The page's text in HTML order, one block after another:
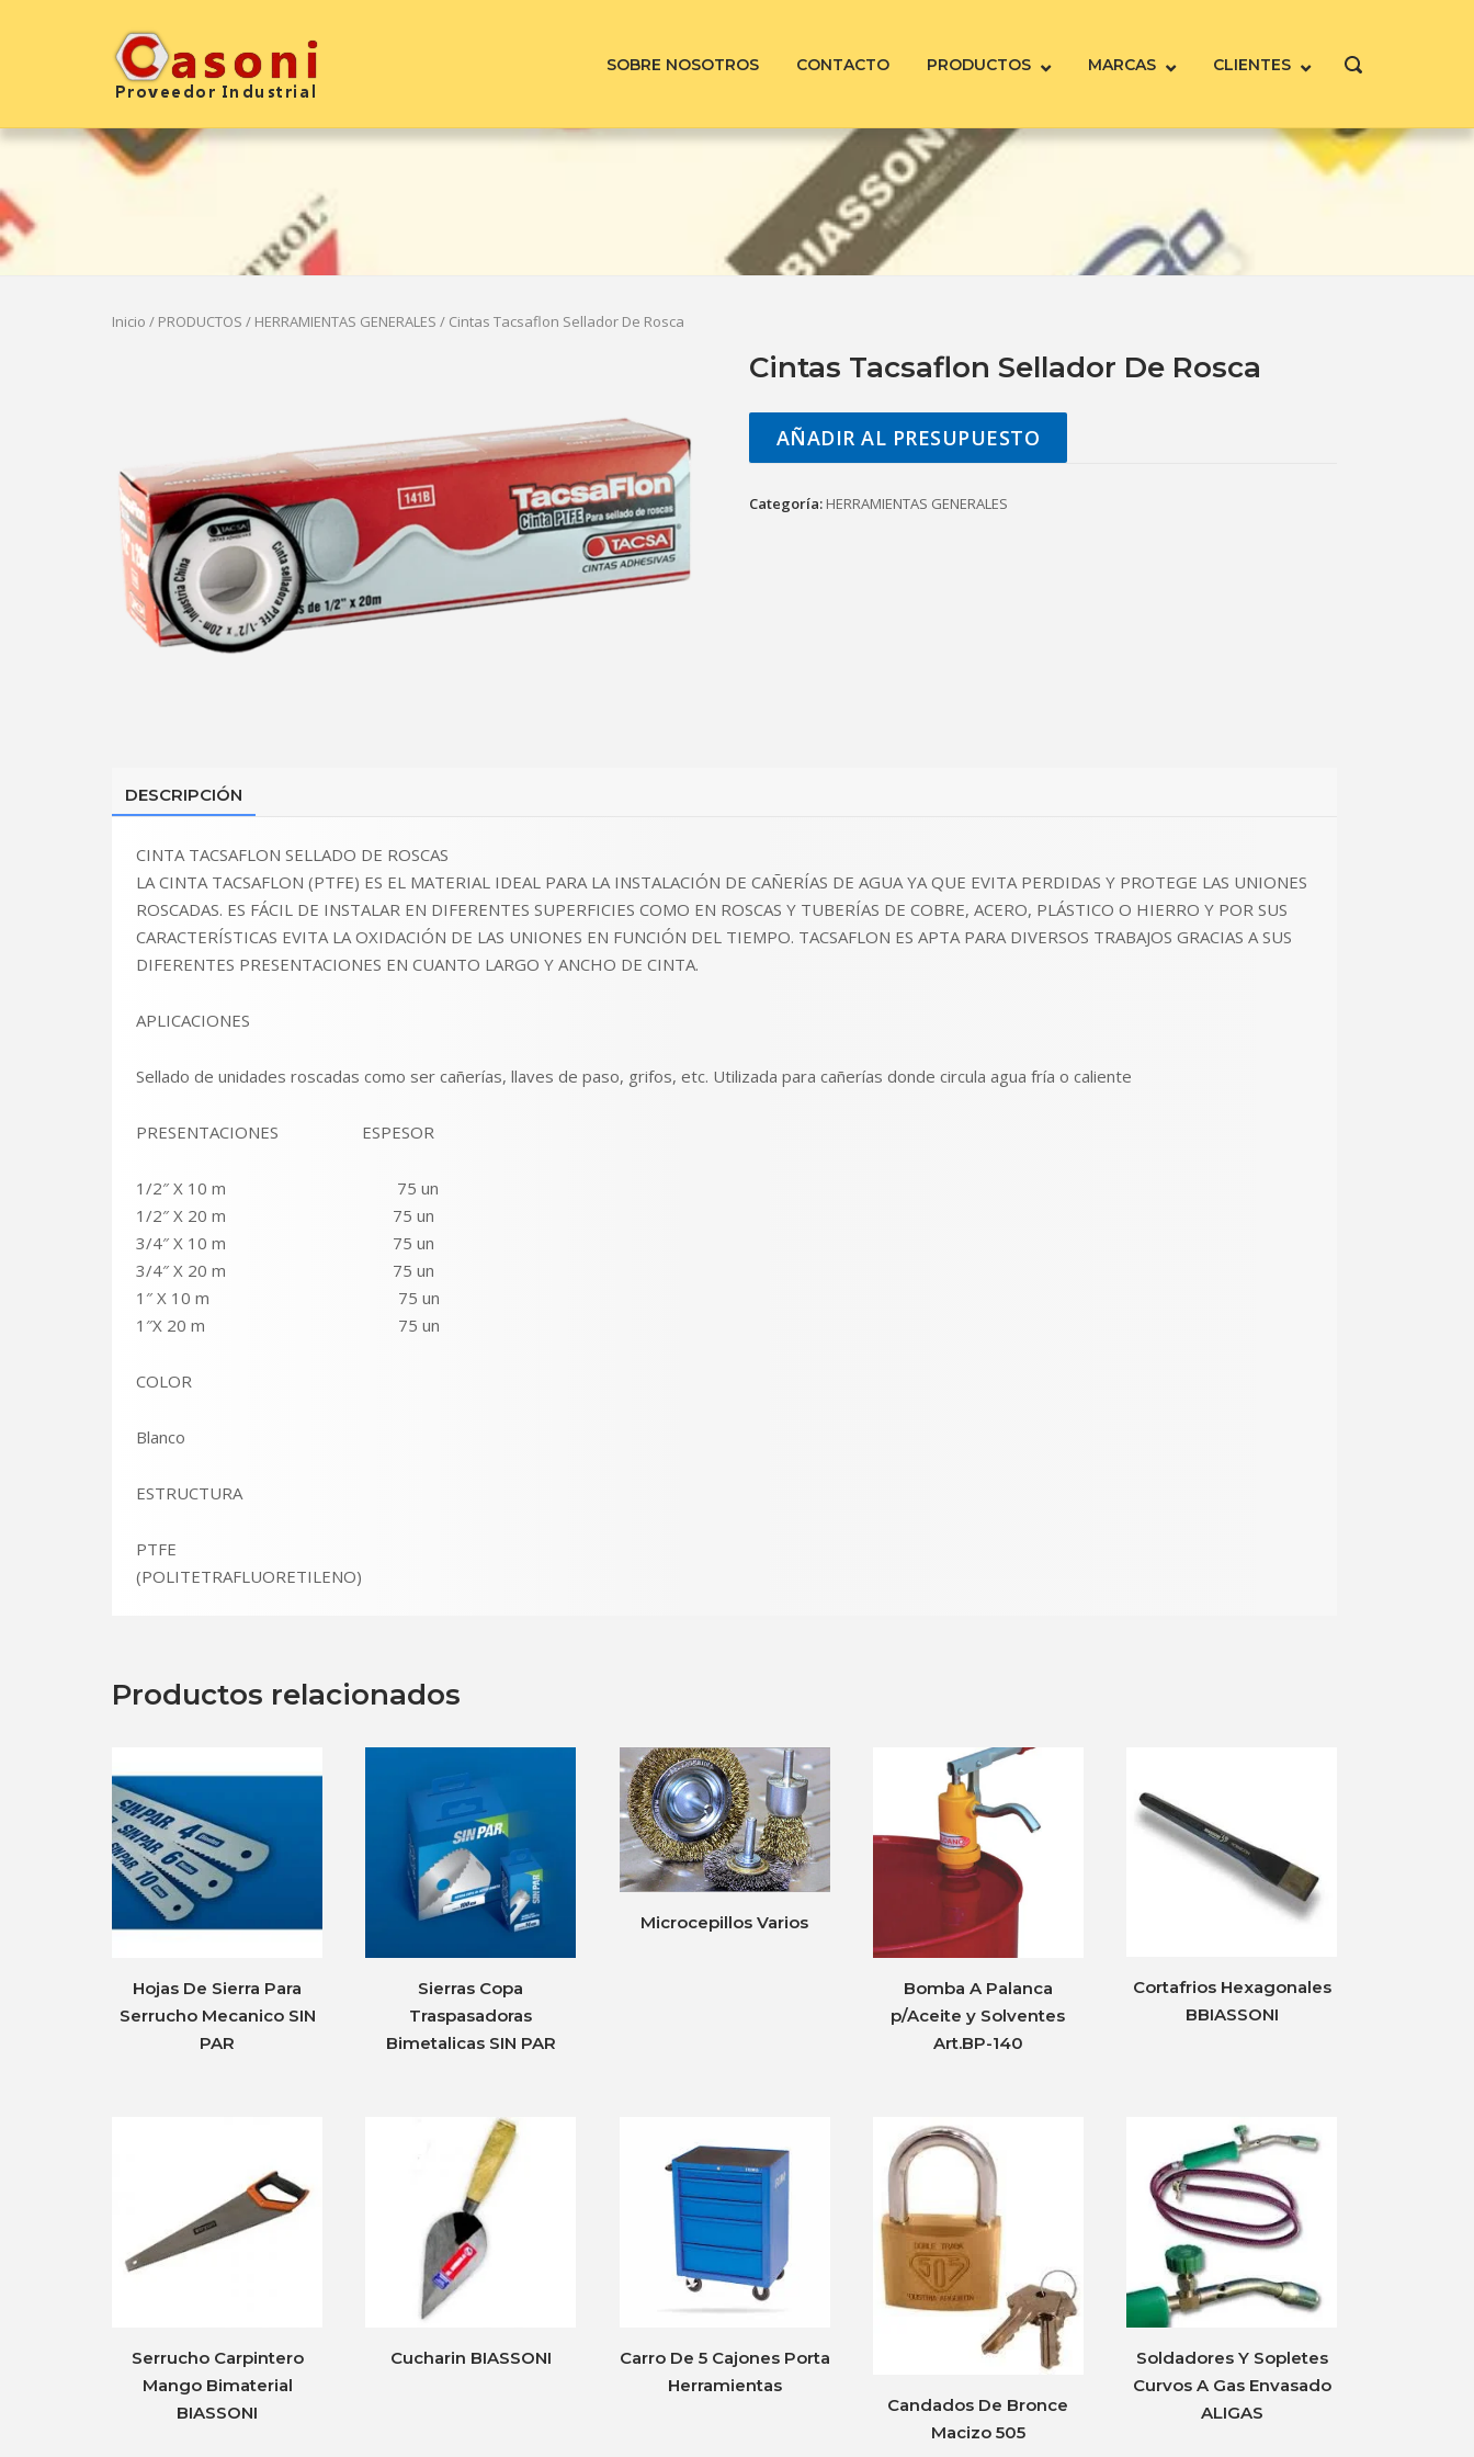
Inicio
SOBRE NOSOTROS CONTACTO PRODUCTOS MARCAS CLIENTES
ABRIR
BÚSQUEDA
Inicio / PRODUCTOS / HERRAMIENTAS GENERALES / Cintas Tacsaflon Sellador De Rosca
Cintas Tacsaflon Sellador De Rosca
AÑADIR AL PRESUPUESTO
Categoría: HERRAMIENTAS GENERALES
DESCRIPCIÓN
CINTA TACSAFLON SELLADO DE ROSCAS
LA CINTA TACSAFLON (PTFE) ES EL MATERIAL IDEAL PARA LA INSTALACIÓN DE CAÑERÍAS DE AGUA YA QUE EVITA PERDIDAS Y PROTEGE LAS UNIONES
ROSCADAS. ES FÁCIL DE INSTALAR EN DIFERENTES SUPERFICIES COMO EN ROSCAS Y TUBERÍAS DE COBRE, ACERO, PLÁSTICO O HIERRO Y POR SUS
CARACTERÍSTICAS EVITA LA OXIDACIÓN DE LAS UNIONES EN FUNCIÓN DEL TIEMPO. TACSAFLON ES APTA PARA DIVERSOS TRABAJOS GRACIAS A SUS
DIFERENTES PRESENTACIONES EN CUANTO LARGO Y ANCHO DE CINTA.
APLICACIONES
Sellado de unidades roscadas como ser cañerías, llaves de paso, grifos, etc. Utilizada para cañerías donde circula agua fría o caliente
PRESENTACIONES ESPESOR
1/2″ X 10 m 75 un
1/2″ X 20 m 75 un
3/4″ X 10 m 75 un
3/4″ X 20 m 75 un
1″ X 10 m 75 un
1″X 20 m 75 un
COLOR
Blanco
ESTRUCTURA
PTFE
(POLITETRAFLUORETILENO)
Productos relacionados
Hojas De Sierra Para
Serrucho Mecanico SIN
PAR
Sierras Copa
Traspasadoras
Bimetalicas SIN PAR
Microcepillos Varios
Bomba A Palanca
p/Aceite y Solventes
Art.BP-140
Cortafrios Hexagonales
BBIASSONI
Serrucho Carpintero
Mango Bimaterial
BIASSONI
Cucharin BIASSONI
Carro De 5 Cajones Porta
Herramientas
Candados De Bronce
Macizo 505
Soldadores Y Sopletes
Curvos A Gas Envasado
ALIGAS